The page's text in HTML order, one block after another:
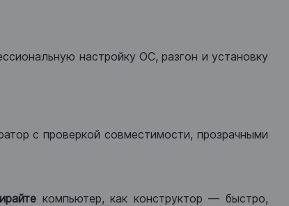
настройку ОС, разгон и установку
с проверкой совместимости, прозрачными
компьютер, как конструктор — быстро,